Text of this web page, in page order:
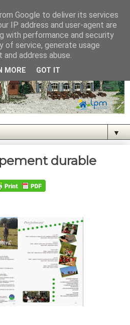
▼
durable
Google to deliver its services
IP address and user-agent are
with performance and security
of service, generate usage
address abuse.
MORE GOT IT